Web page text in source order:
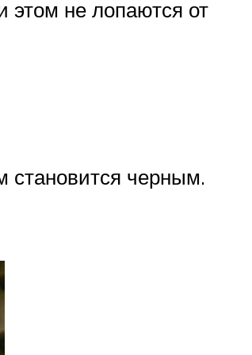
этом не лопаются от
становится черным.